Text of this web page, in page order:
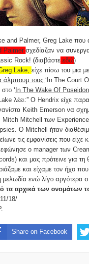
and Palmer, Greg Lake που
Palmer σχεδίαζαν να
Rock! (διαβάστε εδώ)
Lake, είχε πίσω του μια
άλμπουμ τους ‘In The Court
στο ‘In The Wake Of Poseidon
λέει:” O Hendrix είχε
Keith Emerson να
Mitch Mitchell των Experience,
Ο Mitchell ήταν
τις εμφανίσεις που
ο manager των
και μας πρότεινε για
και είχαμε τον ήχο
μελωδία ενώ λίγο αργότερα
τα αρχικά των ονομάτων
18/
Share on Facebook